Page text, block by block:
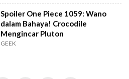
Spoiler One Piece 1059: Wano
dalam Bahaya! Crocodile
Mengincar Pluton
GEEK